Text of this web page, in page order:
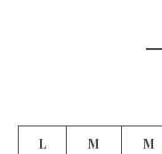
L M M